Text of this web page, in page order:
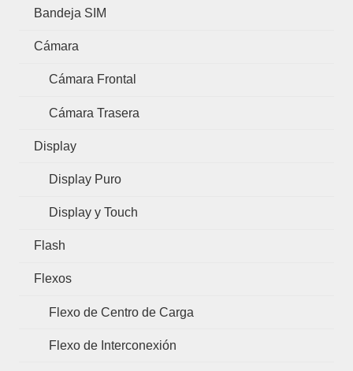
Bandeja SIM
Cámara
Cámara Frontal
Cámara Trasera
Display
Display Puro
Display y Touch
Flash
Flexos
Flexo de Centro de Carga
Flexo de Interconexión